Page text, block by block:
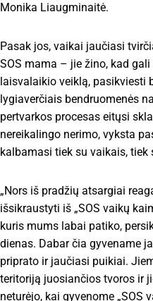
Monika Liaugminaitė.
Pasak jos, vaikai jaučiasi
SOS mama – jie žino, kad
laisvalaikio veiklą, pasikviesti
lygiaverčiais bendruomenės
pertvarkos procesas eitųsi
nereikalingo nerimo, vyksta
kalbamasi tiek su vaikais,
„Nors iš pradžių atsargiai
išsikraustyti iš „SOS vaikų
kuris mums labai patiko,
dienas. Dabar čia gyvename
priprato ir jaučiasi puikiai.
teritoriją juosiančios tvoros ir
neturėjo, kai gyvenome „SOS